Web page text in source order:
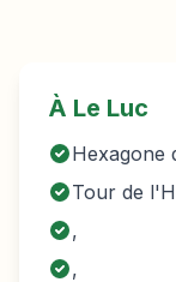
À Le Luc
Hexagone
Tour de
,
,